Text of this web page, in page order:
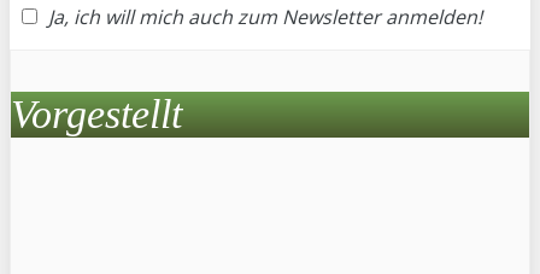
Ja, ich will mich auch zum Newsletter anmelden!
Vorgestellt